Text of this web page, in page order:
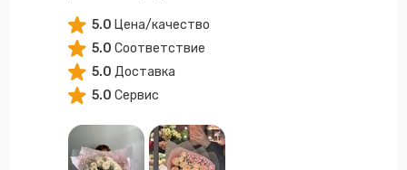
5.0 Цена/качество
5.0 Соответствие
5.0 Доставка
5.0 Сервис